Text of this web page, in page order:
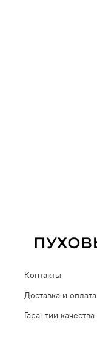
Контакты
Доставка и оплата
Гарантии качества